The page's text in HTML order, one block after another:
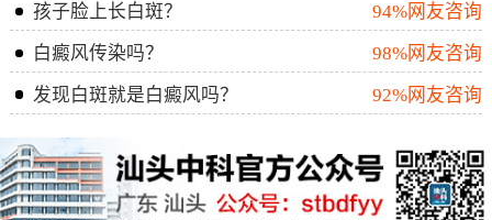
孩子脸上长白斑？
94%网友咨询
白癜风传染吗？
98%网友咨询
发现白斑就是白癜风吗？
92%网友咨询